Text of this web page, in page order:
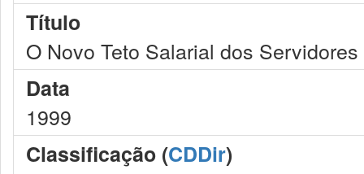
Título
O Novo Teto Salarial dos
Data
1999
Classificação (CDDir)